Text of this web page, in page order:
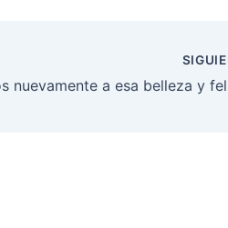
nuevamente a esa belleza y